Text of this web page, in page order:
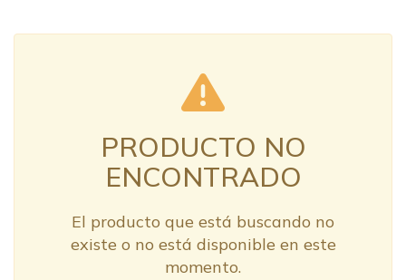
PRODUCTO NO
ENCONTRADO
El producto que está buscando no
existe o no está disponible en este
momento.